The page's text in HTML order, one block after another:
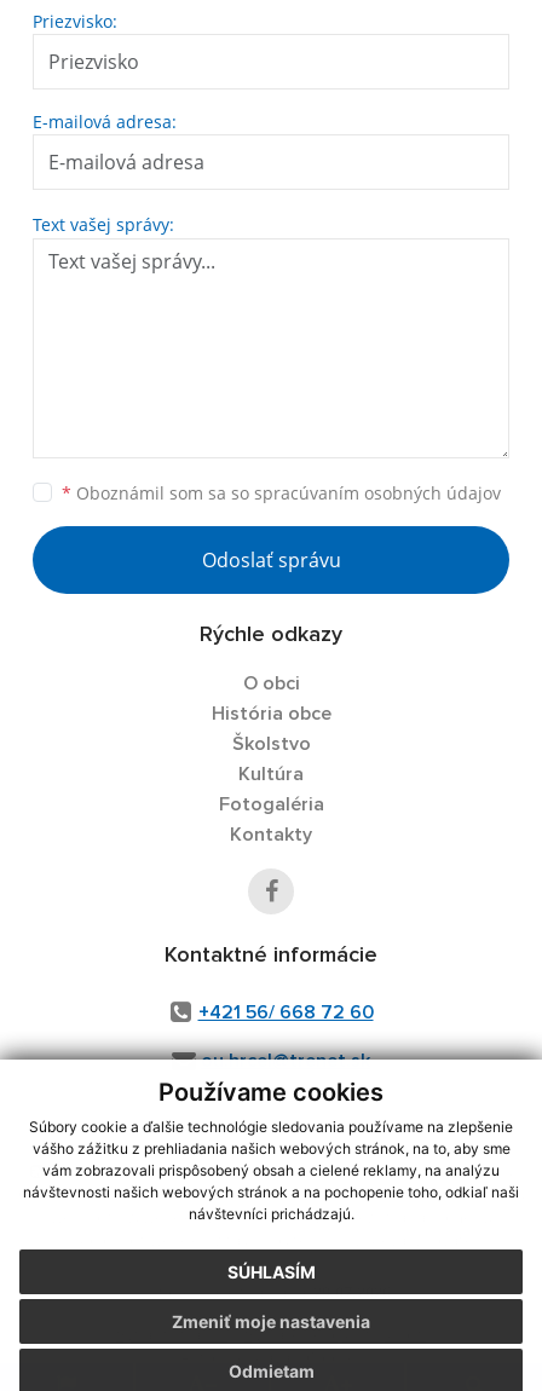
Používame cookies
Súbory cookie a ďalšie technológie sledovania používame na zlepšenie
vášho zážitku z prehliadania našich webových stránok, na to, aby sme
vám zobrazovali prispôsobený obsah a cielené reklamy, na analýzu
návštevnosti našich webových stránok a na pochopenie toho, odkiaľ naši
návštevníci prichádzajú.
SÚHLASÍM
Odmietam
Zmeniť moje nastavenia
Priezvisko:
E-mailová adresa:
Text vašej správy:
* Oboznámil som sa so spracúvaním osobných údajov
Odoslať správu
Rýchle odkazy
O obci
História obce
Školstvo
Kultúra
Fotogaléria
Kontakty
Kontaktné informácie
+421 56/ 668 72 60
ou.hrcel@trenet.sk
využite možnosť získavania aktuálnych informácií s využitím RSS
CMS systém (redakčný) systém ECHELON 2,Mapa stránok,web portál
webex.digital, s.r.o.,domény,registrácia domény
Posledná aktualizácia:29.07.2026
Vytlačiť stránku|Vyhlásenie o prístupnosti